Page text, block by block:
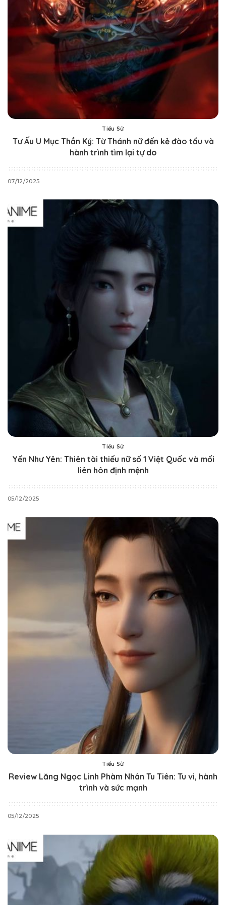
Tiểu Sử
Tư Ấu U Mục Thần Ký: Từ Thánh nữ đến kẻ đào tẩu và
hành trình tìm lại tự do
07/12/2025
Tiểu Sử
Yến Như Yên: Thiên tài thiếu nữ số 1 Việt Quốc và mối
liên hôn định mệnh
05/12/2025
Tiểu Sử
Review Lăng Ngọc Linh Phàm Nhân Tu Tiên: Tu vi, hành
trình và sức mạnh
05/12/2025